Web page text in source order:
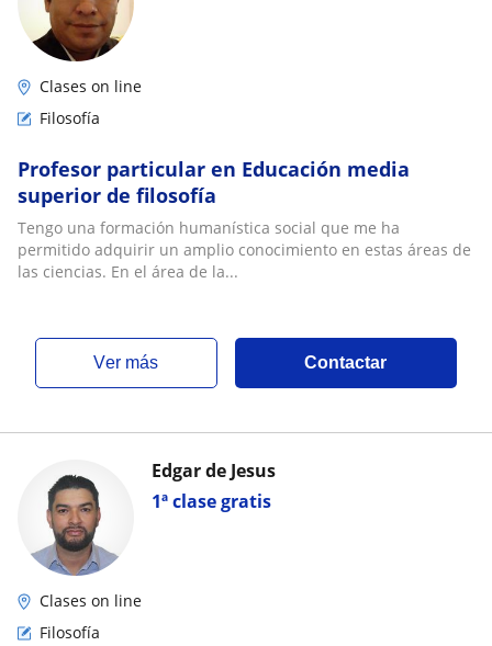
Clases on line
Filosofía
Profesor particular en Educación media
superior de filosofía
Tengo una formación humanística social que me ha
permitido adquirir un amplio conocimiento en estas áreas de
las ciencias. En el área de la...
ver más Contactar
1ª clase gratis
Edgar de Jesus
Clases on line
Filosofía